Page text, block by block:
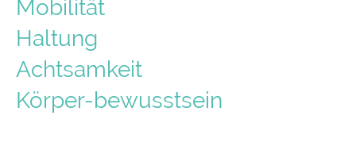
Mobilität
Haltung
Achtsamkeit
Körper-bewusstsein